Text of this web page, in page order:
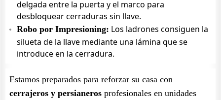
delgada entre la puerta y el marco para
desbloquear cerraduras sin llave.
Robo por Impresioning: Los ladrones consiguen la
silueta de la llave mediante una lámina que se
introduce en la cerradura.
Estamos preparados para reforzar su casa con
cerrajeros y persianeros profesionales en unidades